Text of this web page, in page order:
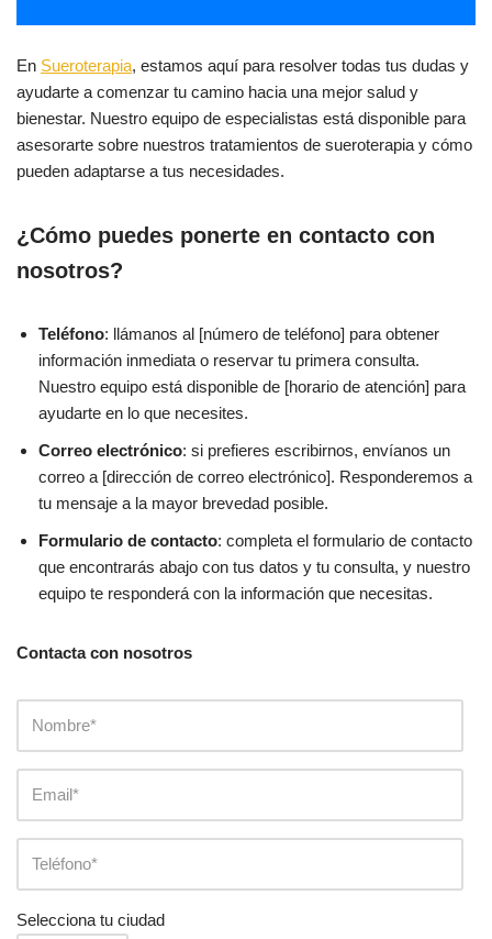
En Sueroterapia, estamos aquí para resolver todas tus dudas y
ayudarte a comenzar tu camino hacia una mejor salud y
bienestar. Nuestro equipo de especialistas está disponible para
asesorarte sobre nuestros tratamientos de sueroterapia y cómo
pueden adaptarse a tus necesidades.
¿Cómo puedes ponerte en contacto con
nosotros?
Teléfono: llámanos al [número de teléfono] para obtener
información inmediata o reservar tu primera consulta.
Nuestro equipo está disponible de [horario de atención] para
ayudarte en lo que necesites.
Correo electrónico: si prefieres escribirnos, envíanos un
correo a [dirección de correo electrónico]. Responderemos a
tu mensaje a la mayor brevedad posible.
Formulario de contacto: completa el formulario de contacto
que encontrarás abajo con tus datos y tu consulta, y nuestro
equipo te responderá con la información que necesitas.
Contacta con nosotros
Selecciona tu ciudad